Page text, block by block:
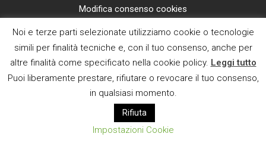
Modifica consenso cookies
CI TROVI ANCHE SU
E MAIL
Noi e terze parti selezionate utilizziamo cookie o tecnologie
simili per finalità tecniche e, con il tuo consenso, anche per
altre finalità come specificato nella cookie policy. Leggi tutto
Puoi liberamente prestare, rifiutare o revocare il tuo consenso,
in qualsiasi momento.
Rifiuta
Impostazioni Cookie